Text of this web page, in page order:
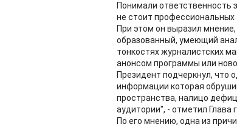
Понимали ответственность
не стоит профессиональных
При этом он выразил
образованный, умеющий
тонкостях журналистских
анонсом программы или
Президент подчеркнул, что
информации которая
пространства, налицо
аудитории", - отметил Глава
По его мнению, одна из